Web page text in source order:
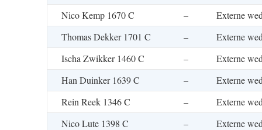
Nico Kemp 1670 C
–
Externe
Thomas Dekker 1701 C
–
Externe
Ischa Zwikker 1460 C
–
Externe
Han Duinker 1639 C
–
Externe
Rein Reek 1346 C
–
Externe
Nico Lute 1398 C
–
Externe